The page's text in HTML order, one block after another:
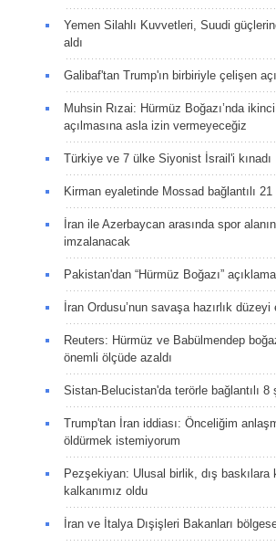
Yemen Silahlı Kuvvetleri, Suudi
aldı
Galibaf'tan Trump'ın birbiriyle çelişen
Muhsin Rızai: Hürmüz Boğazı’nda
açılmasına asla izin vermeyeceğiz
Türkiye ve 7 ülke Siyonist İsrail'i kınadı
Kirman eyaletinde Mossad bağlantılı 21
İran ile Azerbaycan arasında spor
imzalanacak
Pakistan'dan “Hürmüz Boğazı”
İran Ordusu’nun savaşa hazırlık
Reuters: Hürmüz ve Babülmendep
önemli ölçüde azaldı
Sistan-Belucistan'da terörle bağlantılı 8
Trump'tan İran iddiası: Önceliğim
öldürmek istemiyorum
Pezşekiyan: Ulusal birlik, dış baskılara
kalkanımız oldu
İran ve İtalya Dışişleri Bakanları